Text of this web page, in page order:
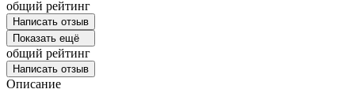
общий рейтинг
Написать отзыв
Показать ещё
общий рейтинг
Написать отзыв
Описание